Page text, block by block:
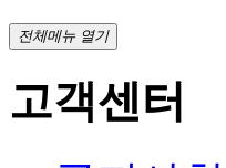
전체메뉴 열기
고객센터